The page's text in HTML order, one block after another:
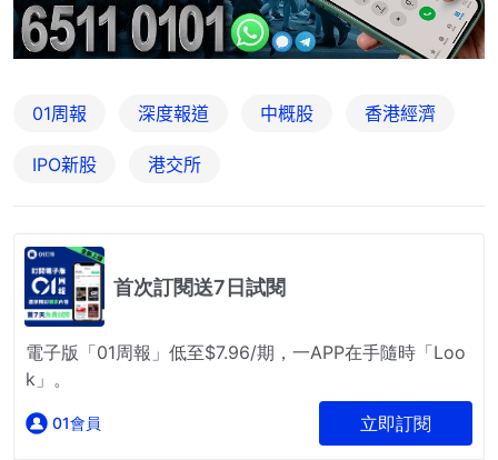
01周報 深度報道 中概股 香港經濟
IPO新股 港交所